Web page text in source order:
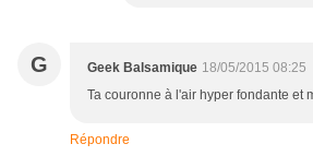
G Geek Balsamique 18/05/2015 08:25
Ta couronne à l'air hyper fondante et
Répondre